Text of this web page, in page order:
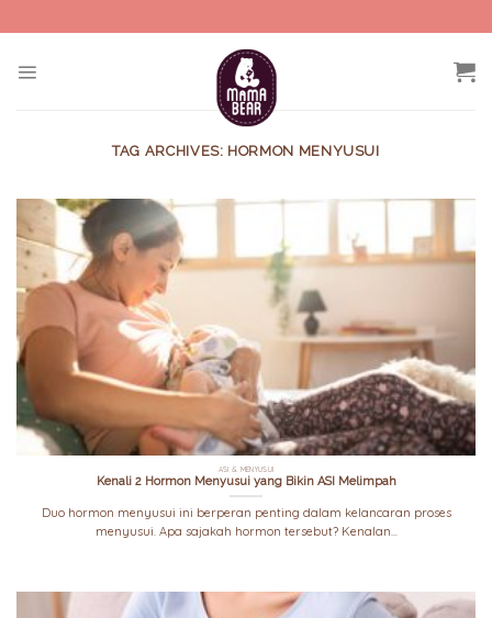
to
TAG ARCHIVES: HORMON MENYUSUI
ASI & MENYUSUI
Kenali 2 Hormon Menyusui yang Bikin ASI Melimpah
Duo hormon menyusui ini berperan penting dalam kelancaran proses
menyusui. Apa sajakah hormon tersebut? Kenalan...